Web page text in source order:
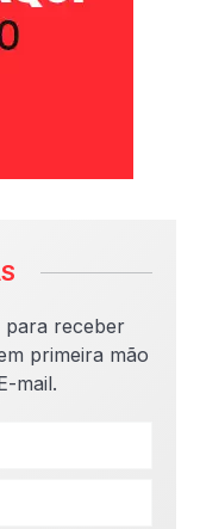
para receber
primeira mão
mail.